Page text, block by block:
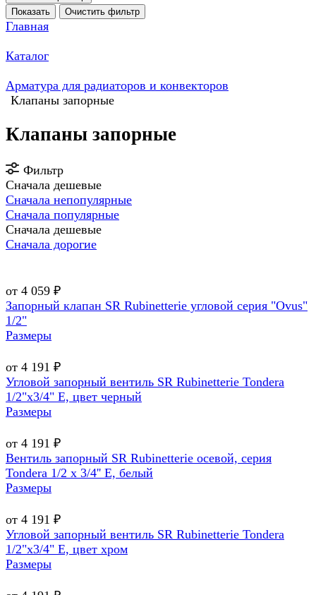
Показать
Очистить фильтр
Главная
Каталог
Арматура для радиаторов и конвекторов
Клапаны запорные
Клапаны запорные
Фильтр
Сначала дешевые
Сначала непопулярные
Сначала популярные
Сначала дешевые
Сначала дорогие
от 4 059 ₽
Запорный клапан SR Rubinetterie угловой серия "Ovus"
1/2"
Размеры
от 4 191 ₽
Угловой запорный вентиль SR Rubinetterie Tondera
1/2"х3/4" E, цвет черный
Размеры
от 4 191 ₽
Вентиль запорный SR Rubinetterie осевой, серия
Tondera 1/2 х 3/4'' E, белый
Размеры
от 4 191 ₽
Угловой запорный вентиль SR Rubinetterie Tondera
1/2"х3/4" E, цвет хром
Размеры